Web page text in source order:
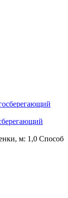
м: 1,0 Способ